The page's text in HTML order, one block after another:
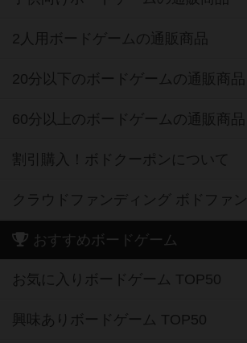
2人用ボードゲームの通販商品
20分以下のボードゲームの通販商品
60分以上のボードゲームの通販商品
割引購入！ボドクーポンについて
クラウドファンディング ボドファン
おすすめボードゲーム
お気に入りボードゲーム TOP50
興味ありボードゲーム TOP50